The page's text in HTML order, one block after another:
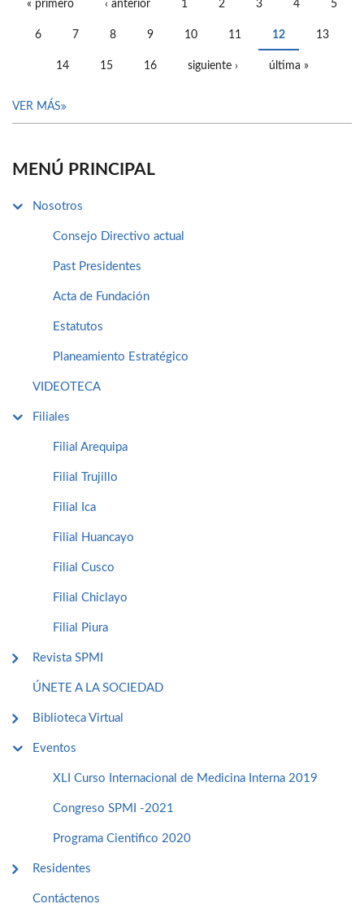
« primero ‹ anterior 1 2 3 4 5
6 7 8 9 10 11 12 13
14 15 16 siguiente › última »
VER MÁS
MENÚ PRINCIPAL
Nosotros
Consejo Directivo actual
Past Presidentes
Acta de Fundación
Estatutos
Planeamiento Estratégico
VIDEOTECA
Filiales
Filial Arequipa
Filial Trujillo
Filial Ica
Filial Huancayo
Filial Cusco
Filial Chiclayo
Filial Piura
Revista SPMI
ÚNETE A LA SOCIEDAD
Biblioteca Virtual
Eventos
XLI Curso Internacional de Medicina Interna 2019
Congreso SPMI -2021
Programa Cientifico 2020
Residentes
Contáctenos